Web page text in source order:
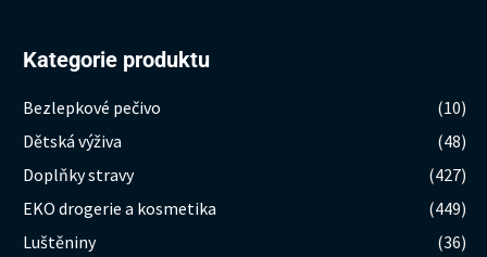
Kategorie produktu
Bezlepkové pečivo
(10)
Dětská výživa
(48)
Doplňky stravy
(427)
EKO drogerie a kosmetika
(449)
Luštěniny
(36)